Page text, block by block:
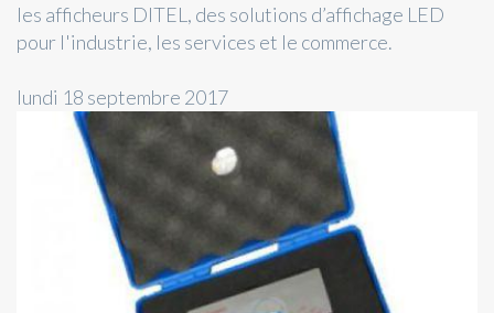
les afficheurs DITEL, des solutions d’affichage LED
pour l'industrie, les services et le commerce.
lundi 18 septembre 2017